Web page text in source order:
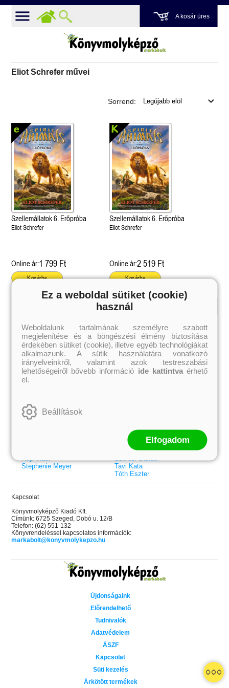
A kosár üres
Eliot Schrefer művei
Grace and Glory - Kegyelem és
dicsőség (Az Előhírnök-trilógia
Különleges éldekorált kiadás!
Bad Girl Reputation
lány (Avalon Bay 2.)
Elle Kennedy
Sorrend:
Szellemállatok 6. Erőpróba
Eliot Schrefer
Online ár:1 799 Ft
Kosárba
Szellemállatok 6. Erőpróba
Eliot Schrefer
Online ár:2 519 Ft
Kosárba
Külföldiek
Brigid Kemmerer
Cassandra Clare
Colleen Hoover
Elle Kennedy
Erin Watt
Holly Webb
Jenny Han
Leigh Bardugo
Maggie Stiefvater
Rupi Kaur
Stephenie Meyer
Magyarok
Ashley Carrigan
Benina
Bessenyei Gábor
Bodor Attila
Böszörményi Gyula
Rácz-Stefán Tibor
Róbert Katalin
Spirit Bliss
Szélesi Sándor
Tavi Kata
Tóth Eszter
Kapcsolat
Könyvmolyképző Kiadó Kft.
Címünk: 6725 Szeged, Dobó u. 12/B
Telefon: (62) 551-132
Könyvrendeléssel kapcsolatos információk:
markabolt@konyvmolykepzo.hu
Újdonságaink
Előrendelhető
Tudnivalók
Adatvédelem
ÁSZF
Kapcsolat
Süti kezelés
Árkötött termékek
Ez a weboldal sütiket (cookie)
használ
Weboldalunk tartalmának személyre szabott
megjelenítése és a böngészési élmény biztosítása
érdekében sütiket (cookie), illetve egyéb technológiákat
alkalmazunk. A sütik használatára vonatkozó
irányelveinkről, valamint azok testreszabási
lehetőségeiről bővebb információ ide kattintvaérhető
el.
Beállítások
Elfogadom